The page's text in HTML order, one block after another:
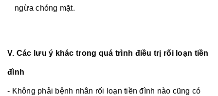
ngừa chóng mặt.
V. Các lưu ý khác trong quá trình điều trị rối loạn tiền
đình
- Không phải bệnh nhân rối loạn tiền đình nào cũng có